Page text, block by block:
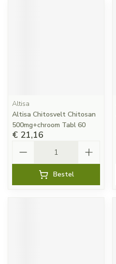
Altisa
Altisa Chitosvelt Chitosan
500mg+chroom Tabl 60
€ 21,16
Bestel